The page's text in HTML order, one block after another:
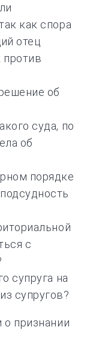
как спора
отец
против
об
суда, по
об
порядке
с
супруга на
супругов?
о признании